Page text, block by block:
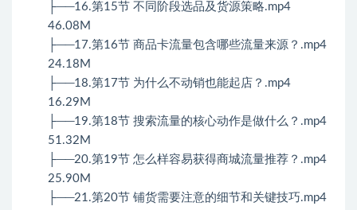
├──16.第15节 不同阶段选品及货源策略.mp4
46.08M
├──17.第16节 商品卡流量包含哪些流量来源？.mp4
24.18M
├──18.第17节 为什么不动销也能起店？.mp4
16.29M
├──19.第18节 搜索流量的核心动作是做什么？.mp4
51.32M
├──20.第19节 怎么样容易获得商城流量推荐？.mp4
25.90M
├──21.第20节 铺货需要注意的细节和关键技巧.mp4